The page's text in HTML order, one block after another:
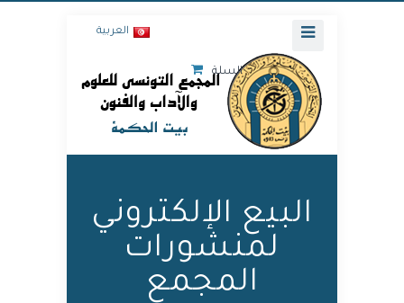
العربية
السلة
البيع الإلكتروني
لمنشورات
المجمع